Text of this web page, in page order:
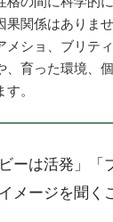
果関係はありませ
メショ、ブリティ
、育った環境、
。
ーは活発」
メージを聞く